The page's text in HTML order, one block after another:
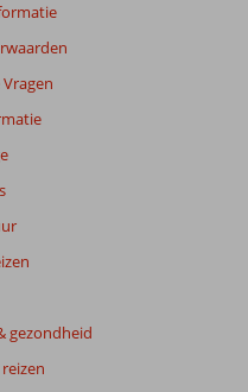
gezondheid